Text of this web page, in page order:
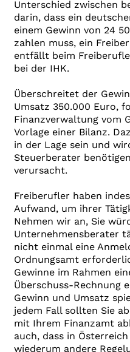
Unterschied zwischen
darin, dass ein
einem Gewinn von 24
zahlen muss, ein
entfällt beim
bei der IHK.
Überschreitet der
Umsatz 350.000 Euro,
Finanzverwaltung vom
Vorlage einer Bilanz.
in der Lage sein und
Steuerberater
verursacht.
Freiberufler haben
Aufwand, um ihrer
Nehmen wir an, Sie
Unternehmensberater
nicht einmal eine
Ordnungsamt
Gewinne im Rahmen
Überschuss-Rechnung
Gewinn und Umsatz
jedem Fall sollten Sie
mit Ihrem Finanzamt
auch, dass in
wiederum andere